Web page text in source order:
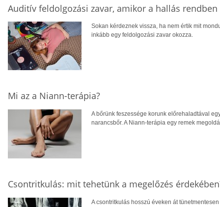
Auditív feldolgozási zavar, amikor a hallás
Sokan kérdeznek vissza, ha nem értik mit
inkább egy feldolgozási zavar okozza.
Mi az a Niann-terápia?
A bőrünk feszessége korunk előrehaladtával
narancsbőr. A Niann-terápia egy remek
Csontritkulás: mit tehetünk a megelőzés
A csontritkulás hosszú éveken át